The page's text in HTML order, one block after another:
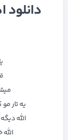
یه تار
الله